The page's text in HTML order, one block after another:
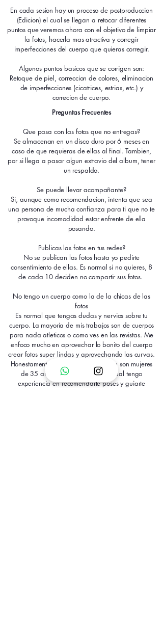
En cada sesion hay un proceso de postproduccion
(Edicion) el cual se llegan a retocar diferentes
puntos que veremos ahora con el objetivo de limpiar
la fotos, hacerla mas atractiva y corregir
imperfecciones del cuerpo que quieras corregir.​
Algunos puntos basicos que se corrigen son:
Retoque de piel, correccion de colores, eliminacion
de imperfecciones (cicatrices, estrias, etc.) y
correcion de cuerpo.​
Preguntas Frecuentes
Que pasa con las fotos que no entregas?
Se almacenan en un disco duro por 6 meses en
caso de que requieras de ellas al final. Tambien,
por si llega a pasar algun extravio del album, tener
un respaldo.
Se puede llevar acompañante?
Si, aunque como recomendacion, intenta que sea
una persona de mucha confianza para ti que no te
provoque incomodidad estar enfrente de ella
posando.
Publicas las fotos en tus redes?
No se publican las fotos hasta yo pedirte
consentimiento de ellas. Es normal si no quieres, 8
de cada 10 deciden no compartir sus fotos.
No tengo un cuerpo como la de la chicas de las
fotos
Es normal que tengas dudas y nervios sobre tu
cuerpo. La mayoria de mis trabajos son de cuerpos
para nada atleticos o como ves en las revistas. Me
enfoco mucho en aprovechar lo bonito del cuerpo
crear fotos super lindas y aprovechando las curvas.
Honestamente, el 80% de mi clientela son mujeres
de 35 años en adelante, por lo cual tengo
experiencia en recomendarte poses y guiarte